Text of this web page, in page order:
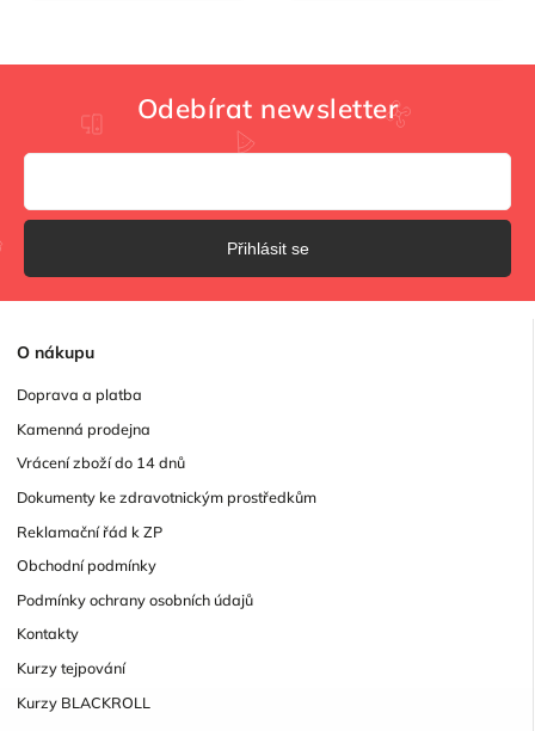
O nákupu
Doprava a platba
Kamenná prodejna
Vrácení zboží do 14 dnů
Dokumenty ke zdravotnickým prostředkům
Reklamační řád k ZP
Obchodní podmínky
Podmínky ochrany osobních údajů
Kontakty
Kurzy tejpování
Kurzy BLACKROLL
Odebírat newsletter
Přihlásit se